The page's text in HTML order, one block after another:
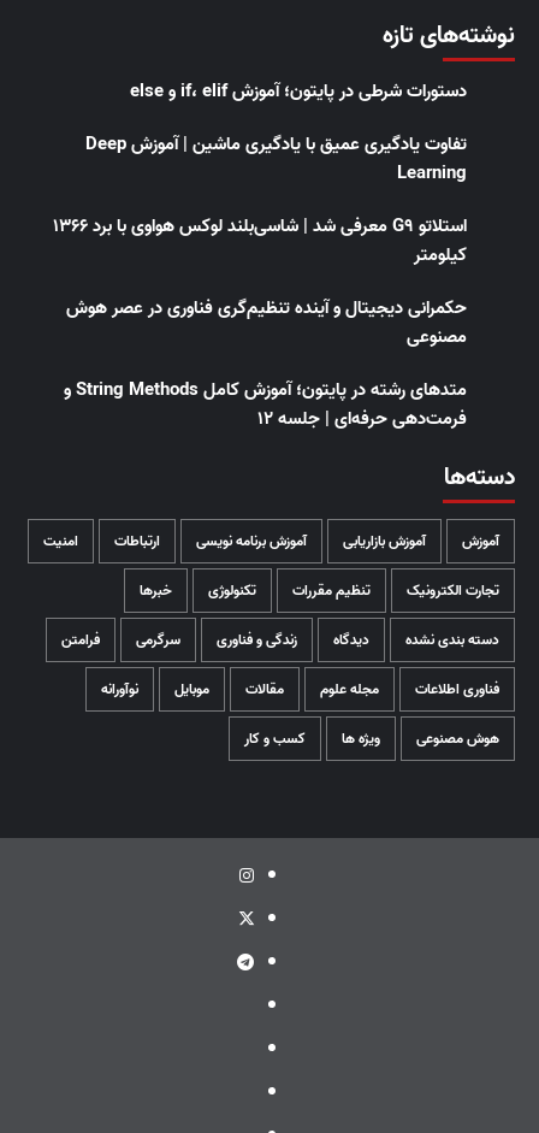
نوشته‌های تازه
دستورات شرطی در پایتون؛ آموزش if، elif و else
تفاوت یادگیری عمیق با یادگیری ماشین | آموزش Deep
Learning
استلاتو G9 معرفی شد | شاسی‌بلند لوکس هواوی با برد ۱۳۶۶
کیلومتر
حکمرانی دیجیتال و آینده تنظیم‌گری فناوری در عصر هوش
مصنوعی
متدهای رشته در پایتون؛ آموزش کامل String Methods و
فرمت‌دهی حرفه‌ای | جلسه ۱۲
دسته‌ها
آموزش آموزش بازاریابی آموزش برنامه نویسی ارتباطات امنیت
تجارت الکترونیک تنظیم مقررات تکنولوژی خبرها
دسته بندی نشده دیدگاه زندگی و فناوری سرگرمی فرامتن
فناوری اطلاعات مجله علوم مقالات موبایل نوآورانه
هوش مصنوعی ویژه ها کسب و کار
اینستاگرام
توئیتر
تلگرام